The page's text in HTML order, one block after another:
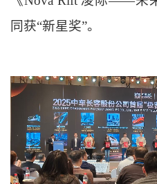
同获“新星奖”。